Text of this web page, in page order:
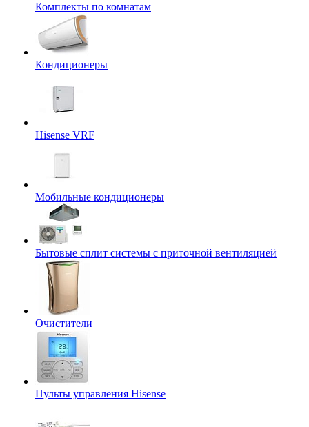
Комплекты по комнатам
Кондиционеры
Hisense VRF
Мобильные кондиционеры
Бытовые сплит системы с приточной вентиляцией
Очистители
Пульты управления Hisense